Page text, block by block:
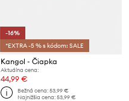
-16%
*EXTRA -5 % s kódom: SALE
Kangol - Čiapka
Aktuálna cena:
44,99 €
Bežná cena:53,99 €
Najnižšia cena:53,99 €